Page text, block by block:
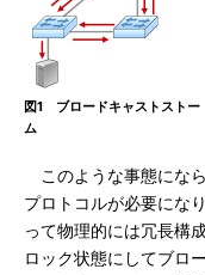
図1 ブロードキャストストー
ム
このような事態にな
プロトコルが必要にな
って物理的には冗長構
ロック状態にしてブロ